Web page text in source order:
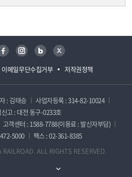
이메일무단수집거부 저작권정책
페이스북 인스타그램 블로그 트위터
: 김태승
사업자등록 : 314-82-10024
고 : 대전 동구-0233호
고객센터 : 1588-7788(이용료 : 발신자부담)
5000
팩스 : 02-361-8385
ALL RIGHTS RESERVED.